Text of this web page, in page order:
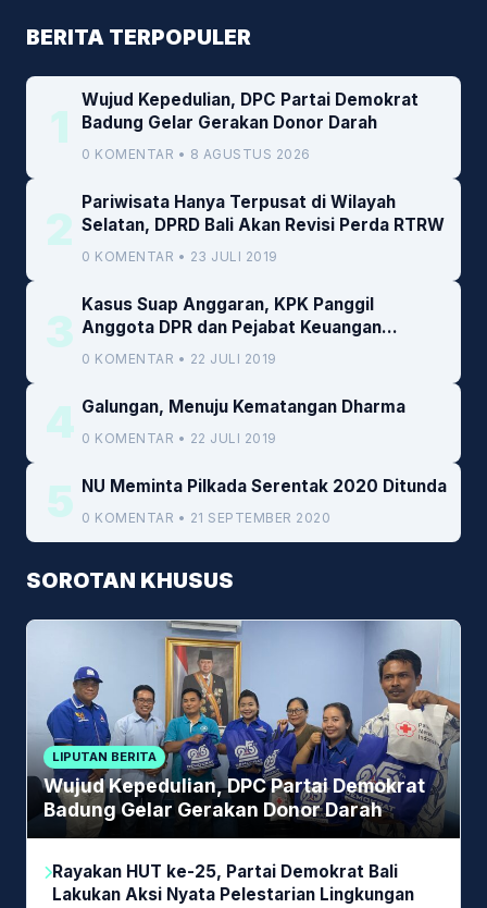
BERITA TERPOPULER
1
Wujud Kepedulian, DPC Partai Demokrat
Badung Gelar Gerakan Donor Darah
0 KOMENTAR • 8 AGUSTUS 2026
2
Pariwisata Hanya Terpusat di Wilayah
Selatan, DPRD Bali Akan Revisi Perda RTRW
0 KOMENTAR • 23 JULI 2019
3
Kasus Suap Anggaran, KPK Panggil
Anggota DPR dan Pejabat Keuangan
Kemenkeu
0 KOMENTAR • 22 JULI 2019
4 Galungan, Menuju Kematangan Dharma
0 KOMENTAR • 22 JULI 2019
5 NU Meminta Pilkada Serentak 2020 Ditunda
0 KOMENTAR • 21 SEPTEMBER 2020
SOROTAN KHUSUS
LIPUTAN BERITA
Wujud Kepedulian, DPC Partai Demokrat
Badung Gelar Gerakan Donor Darah
Rayakan HUT ke-25, Partai Demokrat Bali
Lakukan Aksi Nyata Pelestarian Lingkungan